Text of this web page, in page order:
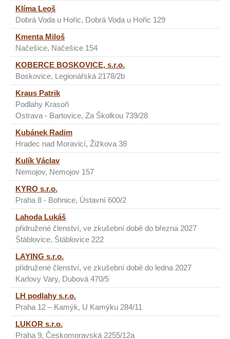
Klíma Leoš
Dobrá Voda u Hořic, Dobrá Voda u Hořic 129
Kmenta Miloš
Načešice, Načešice 154
KOBERCE BOSKOVICE, s.r.o.
Boskovice, Legionářská 2178/2b
Kraus Patrik
Podlahy Krasoň
Ostrava - Bartovice, Za Školkou 739/28
Kubánek Radim
Hradec nad Moravicí, Žižkova 38
Kulík Václav
Nemojov, Nemojov 157
KYRO s.r.o.
Praha 8 - Bohnice, Ústavní 600/2
Lahoda Lukáš
přidružené členství, ve zkušební době do března 2027
Štáblovice, Štáblovice 222
LAYING s.r.o.
přidružené členství, ve zkušební době do ledna 2027
Karlovy Vary, Dubová 470/5
LH podlahy s.r.o.
Praha 12 – Kamýk, U Kamýku 284/11
LUKOR s.r.o.
Praha 9, Českomoravská 2255/12a